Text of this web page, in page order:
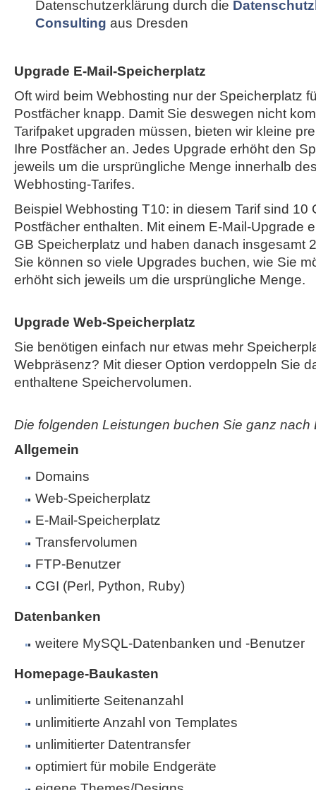
Datenschutzerklärung durch die
Consulting aus Dresden
Upgrade E-Mail-Speicherplatz
Oft wird beim Webhosting nur der Speicherplatz
Postfächer knapp. Damit Sie deswegen nicht
Tarifpaket upgraden müssen, bieten wir kleine
Ihre Postfächer an. Jedes Upgrade erhöht den
jeweils um die ursprüngliche Menge innerhalb
Webhosting-Tarifes.
Beispiel Webhosting T10: in diesem Tarif sind 10
Postfächer enthalten. Mit einem E-Mail-Upgrade
GB Speicherplatz und haben danach insgesamt
Sie können so viele Upgrades buchen, wie Sie
erhöht sich jeweils um die ursprüngliche Menge.
Upgrade Web-Speicherplatz
Sie benötigen einfach nur etwas mehr
Webpräsenz? Mit dieser Option verdoppeln Sie
enthaltene Speichervolumen.
Die folgenden Leistungen buchen Sie ganz nach
Allgemein
Domains
Web-Speicherplatz
E-Mail-Speicherplatz
Transfervolumen
FTP-Benutzer
CGI (Perl, Python, Ruby)
Datenbanken
weitere MySQL-Datenbanken und -Benutzer
Homepage-Baukasten
unlimitierte Seitenanzahl
unlimitierte Anzahl von Templates
unlimitierter Datentransfer
optimiert für mobile Endgeräte